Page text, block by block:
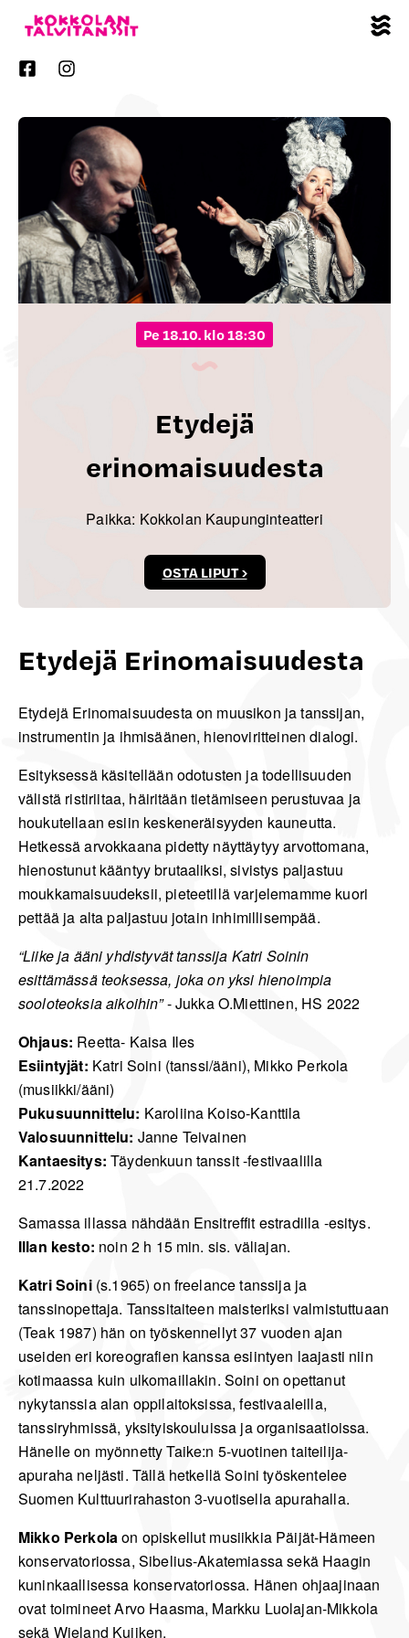
pe 18.10. klo 18:30
Etydejä
erinomaisuudesta
Paikka: Kokkolan Kaupunginteatteri
OSTA LIPUT ›
Etydejä Erinomaisuudesta
Etydejä Erinomaisuudesta on muusikon ja tanssijan,
instrumentin ja ihmisäänen, hienoviritteinen dialogi.
Esityksessä käsitellään odotusten ja todellisuuden
välistä ristiriitaa, häiritään tietämiseen perustuvaa ja
houkutellaan esiin keskeneräisyyden kauneutta.
Hetkessä arvokkaana pidetty näyttäytyy arvottomana,
hienostunut kääntyy brutaaliksi, sivistys paljastuu
moukkamaisuudeksii, pieteetillä varjelemamme kuori
pettää ja alta paljastuu jotain inhimillisempää.
“Liike ja ääni yhdistyvät tanssija Katri Soinin
esittämässä teoksessa, joka on yksi hienoimpia
sooloteoksia aikoihin”- Jukka O.Miettinen, HS 2022
Ohjaus: Reetta- Kaisa Iles
Esiintyjät: Katri Soini (tanssi/ääni), Mikko Perkola
(musiikki/ääni)
Pukusuunnittelu: Karoliina Koiso-Kanttila
Valosuunnittelu: Janne Teivainen
Kantaesitys: Täydenkuun tanssit -festivaalilla
21.7.2022
Samassa illassa nähdään Ensitreffit estradilla -esitys.
Illan kesto: noin 2 h 15 min. sis. väliajan.
Katri Soini (s.1965) on freelance tanssija ja
tanssinopettaja. Tanssitaiteen maisteriksi valmistuttuaan
(Teak 1987) hän on työskennellyt 37 vuoden ajan
useiden eri koreografien kanssa esiintyen laajasti niin
kotimaassa kuin ulkomaillakin. Soini on opettanut
nykytanssia alan oppilaitoksissa, festivaaleilla,
tanssiryhmissä, yksityiskouluissa ja organisaatioissa.
Hänelle on myönnetty Taike:n 5-vuotinen taiteilija-
apuraha neljästi. Tällä hetkellä Soini työskentelee
Suomen Kulttuurirahaston 3-vuotisella apurahalla.
Mikko Perkolaon opiskellut musiikkia Päijät-Hämeen
konservatoriossa, Sibelius-Akatemiassa sekä Haagin
kuninkaallisessa konservatoriossa. Hänen ohjaajinaan
ovat toimineet Arvo Haasma, Markku Luolajan-Mikkola
sekä Wieland Kuijken.